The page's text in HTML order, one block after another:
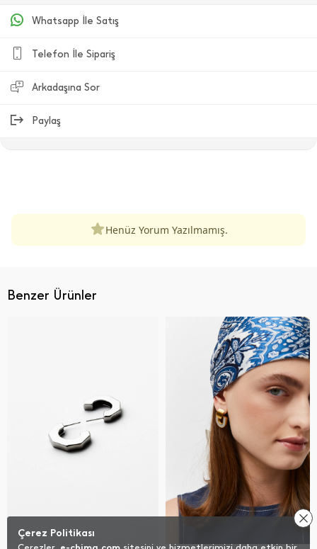
Whatsapp İle Satış
Telefon İle Sipariş
Arkadaşına Sor
Paylaş
Henüz Yorum Yazılmamış.
Benzer Ürünler
Çerez Politikası